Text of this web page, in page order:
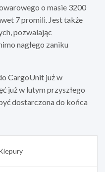
o masie 3200
7 promili. Jest także
pozwalając
nagłego zaniku
CargoUnit już w
już w lutym przyszłego
dostarczona do końca